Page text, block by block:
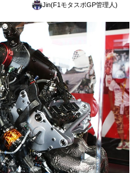
Jin(F1モタスポGP管理人)